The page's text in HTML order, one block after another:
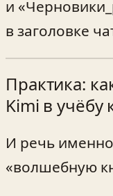
и
в заголовке
Практика:
Kimi в учёбу
И речь
«волшебную